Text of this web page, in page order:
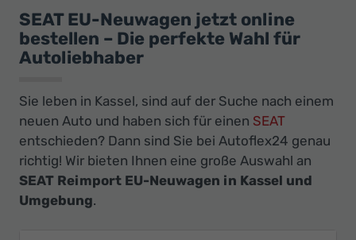
und
Gebrauchtwagen
zu
Preisen
-
Ihr
Innovatives
Autohaus
SEAT EU-Neuwagen jetzt online
bestellen – Die perfekte Wahl für
Autoliebhaber
Sie leben in Kassel, sind auf der Suche nach einem
neuen Auto und haben sich für einen SEAT
entschieden? Dann sind Sie bei Autoflex24 genau
richtig! Wir bieten Ihnen eine große Auswahl an
SEAT Reimport EU-Neuwagen in Kassel und
Umgebung.